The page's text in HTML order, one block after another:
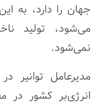
جهان را دارد، به
می‌شود، تولید
نمی‌شود.
مدیرعامل توانیر
انرژی‌بر کشور در